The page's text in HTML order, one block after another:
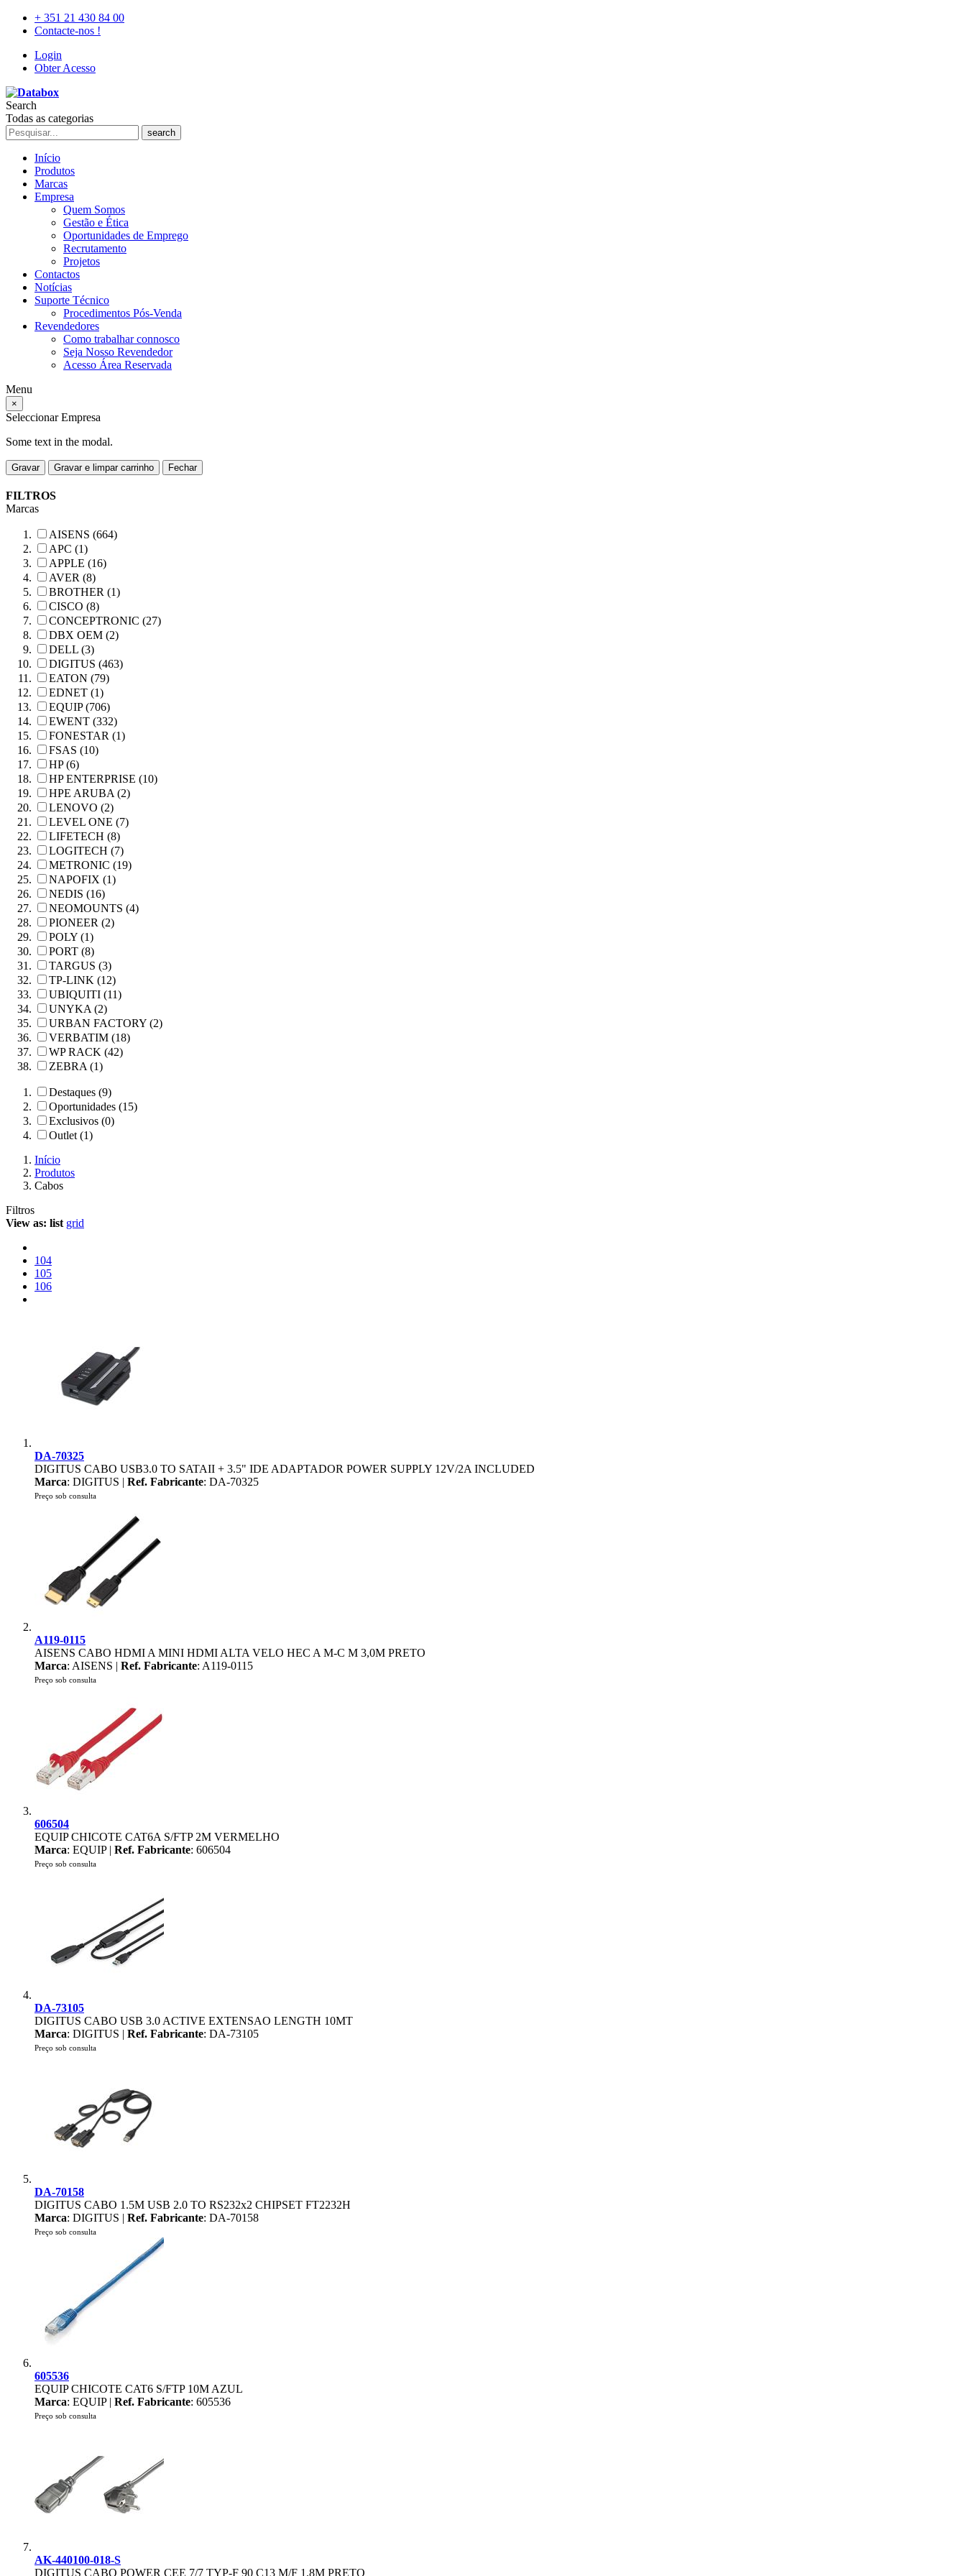
+ 351 21 430 84 00
Contacte-nos !
Login
Obter Acesso
Search
Todas as categorias
search
Início
Produtos
Marcas
Empresa
Quem Somos
Gestão e Ética
Oportunidades de Emprego
Recrutamento
Projetos
Contactos
Notícias
Suporte Técnico
Procedimentos Pós-Venda
Revendedores
Como trabalhar connosco
Seja Nosso Revendedor
Acesso Área Reservada
Menu
×
Seleccionar Empresa
Some text in the modal.
Gravar Gravar e limpar carrinho Fechar
FILTROS
Marcas
AISENS (664)
APC (1)
APPLE (16)
AVER (8)
BROTHER (1)
CISCO (8)
CONCEPTRONIC (27)
DBX OEM (2)
DELL (3)
DIGITUS (463)
EATON (79)
EDNET (1)
EQUIP (706)
EWENT (332)
FONESTAR (1)
FSAS (10)
HP (6)
HP ENTERPRISE (10)
HPE ARUBA (2)
LENOVO (2)
LEVEL ONE (7)
LIFETECH (8)
LOGITECH (7)
METRONIC (19)
NAPOFIX (1)
NEDIS (16)
NEOMOUNTS (4)
PIONEER (2)
POLY (1)
PORT (8)
TARGUS (3)
TP-LINK (12)
UBIQUITI (11)
UNYKA (2)
URBAN FACTORY (2)
VERBATIM (18)
WP RACK (42)
ZEBRA (1)
Destaques (9)
Oportunidades (15)
Exclusivos (0)
Outlet (1)
Início
Produtos
Cabos
Filtros
View as: list grid
104
105
106
DA-70325
DIGITUS CABO USB3.0 TO SATAII + 3.5" IDE ADAPTADOR POWER SUPPLY 12V/2A INCLUDED
Marca: DIGITUS | Ref. Fabricante: DA-70325
Preço sob consulta
A119-0115
AISENS CABO HDMI A MINI HDMI ALTA VELO HEC A M-C M 3,0M PRETO
Marca: AISENS | Ref. Fabricante: A119-0115
Preço sob consulta
606504
EQUIP CHICOTE CAT6A S/FTP 2M VERMELHO
Marca: EQUIP | Ref. Fabricante: 606504
Preço sob consulta
DA-73105
DIGITUS CABO USB 3.0 ACTIVE EXTENSAO LENGTH 10MT
Marca: DIGITUS | Ref. Fabricante: DA-73105
Preço sob consulta
DA-70158
DIGITUS CABO 1.5M USB 2.0 TO RS232x2 CHIPSET FT2232H
Marca: DIGITUS | Ref. Fabricante: DA-70158
Preço sob consulta
605536
EQUIP CHICOTE CAT6 S/FTP 10M AZUL
Marca: EQUIP | Ref. Fabricante: 605536
Preço sob consulta
AK-440100-018-S
DIGITUS CABO POWER CEE 7/7 TYP-F 90 C13 M/F 1.8M PRETO